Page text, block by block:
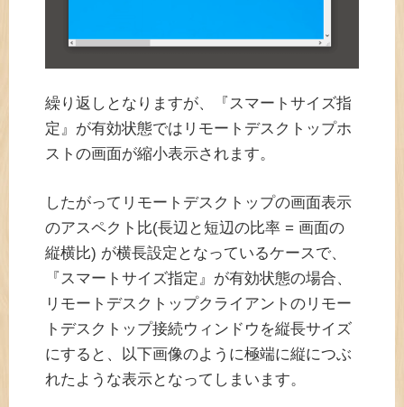
繰り返しとなりますが、『スマートサイズ指
定』が有効状態ではリモートデスクトップホ
ストの画面が縮小表示されます。
したがってリモートデスクトップの画面表示
のアスペクト比(長辺と短辺の比率 = 画面の
縦横比) が横長設定となっているケースで、
『スマートサイズ指定』が有効状態の場合、
リモートデスクトップクライアントのリモー
トデスクトップ接続ウィンドウを縦長サイズ
にすると、以下画像のように極端に縦につぶ
れたような表示となってしまいます。